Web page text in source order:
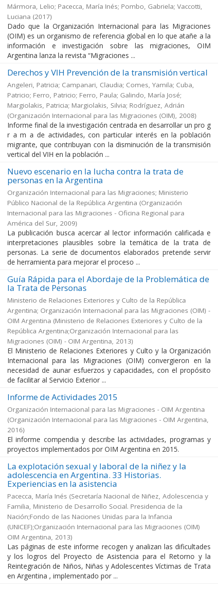
Mármora, Lelio; Pacecca, María Inés; Pombo, Gabriela; Vaccotti,
Luciana (2017)
Dado que la Organización Internacional para las Migraciones
(OIM) es un organismo de referencia global en lo que atañe a la
información e investigación sobre las migraciones, OIM
Argentina lanza la revista “Migraciones ...
Derechos y VIH Prevención de la transmisión vertical
Angeleri, Patricia; Campanari, Claudia; Comes, Yamila; Cuba,
Patricio; Ferro, Patricio; Ferro, Paula; Galindo, María José;
Margiolakis, Patricia; Margiolakis, Silvia; Rodríguez, Adrián
(Organización Internacional para las Migraciones (OIM), 2008)
Informe final de la investigación centrada en desarrollar un pro g
r a m a de actividades, con particular interés en la población
migrante, que contribuyan con la disminución de la transmisión
vertical del VIH en la población ...
Nuevo escenario en la lucha contra la trata de
personas en la Argentina
Organización Internacional para las Migraciones; Ministerio
Público Nacional de la República Argentina (Organización
Internacional para las Migraciones - Oficina Regional para
América del Sur, 2009)
La publicación busca acercar al lector información calificada e
interpretaciones plausibles sobre la temática de la trata de
personas. La serie de documentos elaborados pretende servir
de herramienta para mejorar el proceso ...
Guía Rápida para el Abordaje de la Problemática de
la Trata de Personas
Ministerio de Relaciones Exteriores y Culto de la República
Argentina; Organización Internacional para las Migraciones (OIM) -
OIM Argentina (Ministerio de Relaciones Exteriores y Culto de la
República Argentina;Organización Internacional para las
Migraciones (OIM) - OIM Argentina, 2013)
El Ministerio de Relaciones Exteriores y Culto y la Organización
Internacional para las Migraciones (OIM) convergieron en la
necesidad de aunar esfuerzos y capacidades, con el propósito
de facilitar al Servicio Exterior ...
Informe de Actividades 2015
Organización Internacional para las Migraciones - OIM Argentina
(Organización Internacional para las Migraciones - OIM Argentina,
2016)
El informe compendia y describe las actividades, programas y
proyectos implementados por OIM Argentina en 2015.
La explotación sexual y laboral de la niñez y la
adolescencia en Argentina. 33 Historias.
Experiencias en la asistencia
Pacecca, María Inés (Secretaría Nacional de Niñez, Adolescencia y
Familia, Ministerio de Desarrollo Social. Presidencia de la
Nación;Fondo de las Naciones Unidas para la Infancia
(UNICEF);Organización Internacional para las Migraciones (OIM)
OIM Argentina, 2013)
Las páginas de este informe recogen y analizan las dificultades
y los logros del Proyecto de Asistencia para el Retorno y la
Reintegración de Niños, Niñas y Adolescentes Víctimas de Trata
en Argentina , implementado por ...